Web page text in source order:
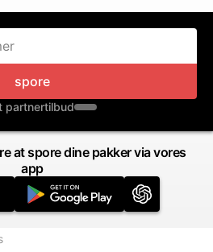
spore
partnertilbud
at spore dine pakker via vores
app